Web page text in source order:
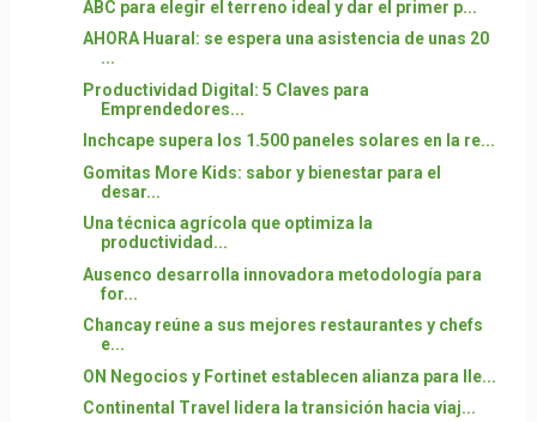
ABC para elegir el terreno ideal y dar el primer p...
AHORA Huaral: se espera una asistencia de unas 20
...
Productividad Digital: 5 Claves para
Emprendedores...
Inchcape supera los 1.500 paneles solares en la re...
Gomitas More Kids: sabor y bienestar para el
desar...
Una técnica agrícola que optimiza la
productividad...
Ausenco desarrolla innovadora metodología para
for...
Chancay reúne a sus mejores restaurantes y chefs
e...
ON Negocios y Fortinet establecen alianza para lle...
Continental Travel lidera la transición hacia viaj...